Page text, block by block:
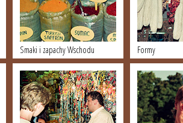
Smaki i zapachy Wschodu Formy